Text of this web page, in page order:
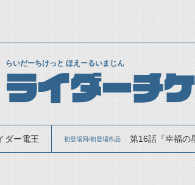
らいだーちけっと ほえーるいまじん
ライダーチ
ダー電王 初登場回/初登場作品 第16話『幸福の